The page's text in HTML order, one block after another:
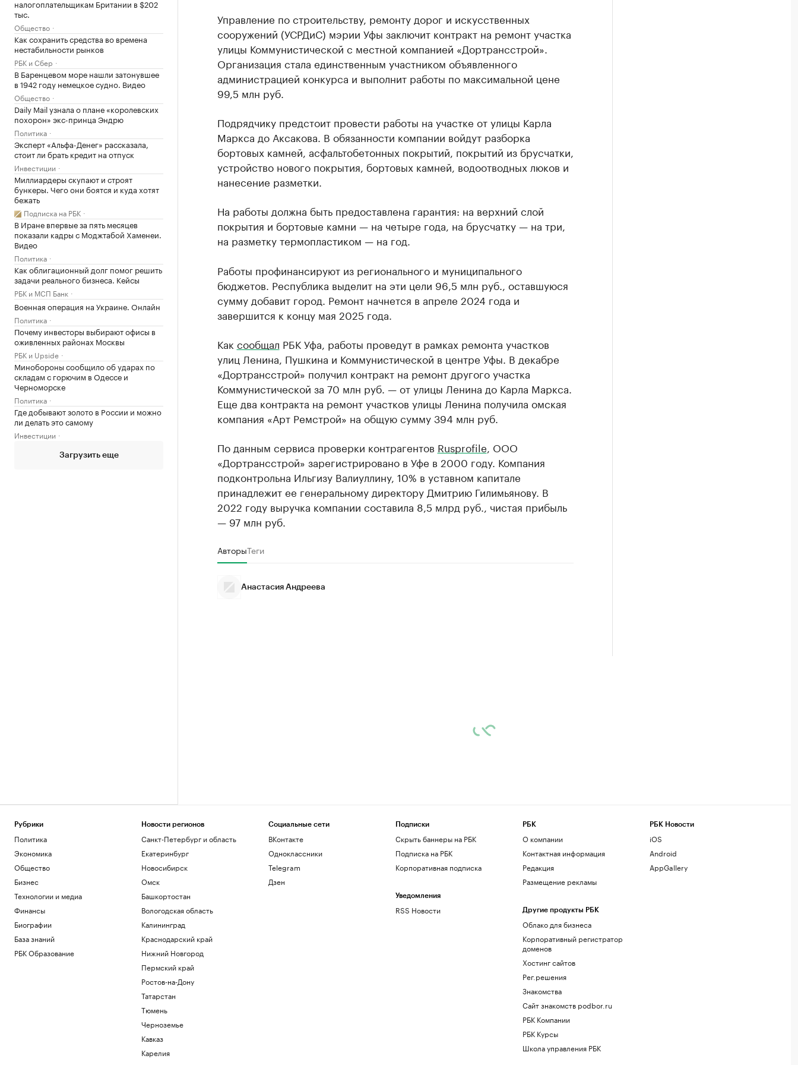
налогоплательщикам Британии в $202
тыс.
Общество
Как сохранить средства во времена
нестабильности рынков
РБК и Сбер
В Баренцевом море нашли затонувшее
в 1942 году немецкое судно. Видео
Общество
Daily Mail узнала о плане «королевских
похорон» экс-принца Эндрю
Политика
Эксперт «Альфа-Денег» рассказала,
стоит ли брать кредит на отпуск
Инвестиции
Миллиардеры скупают и строят
бункеры. Чего они боятся и куда хотят
бежать
Подписка на РБК
В Иране впервые за пять месяцев
показали кадры с Моджтабой Хаменеи.
Видео
Политика
Как облигационный долг помог решить
задачи реального бизнеса. Кейсы
РБК и МСП Банк
Военная операция на Украине. Онлайн
Политика
Почему инвесторы выбирают офисы в
оживленных районах Москвы
РБК и Upside
Минобороны сообщило об ударах по
складам с горючим в Одессе и
Черноморске
Политика
Где добывают золото в России и можно
ли делать это самому
Инвестиции
Загрузить еще
Управление по строительству, ремонту дорог и искусственных
сооружений (УСРДиС) мэрии Уфы заключит контракт на ремонт участка
улицы Коммунистической с местной компанией «Дортрансстрой».
Организация стала единственным участником объявленного
администрацией конкурса и выполнит работы по максимальной цене
99,5 млн руб.
Подрядчику предстоит провести работы на участке от улицы Карла
Маркса до Аксакова. В обязанности компании войдут разборка
бортовых камней, асфальтобетонных покрытий, покрытий из брусчатки,
устройство нового покрытия, бортовых камней, водоотводных люков и
нанесение разметки.
На работы должна быть предоставлена гарантия: на верхний слой
покрытия и бортовые камни — на четыре года, на брусчатку — на три,
на разметку термопластиком — на год.
Работы профинансируют из регионального и муниципального
бюджетов. Республика выделит на эти цели 96,5 млн руб., оставшуюся
сумму добавит город. Ремонт начнется в апреле 2024 года и
завершится к концу мая 2025 года.
Как сообщал РБК Уфа, работы проведут в рамках ремонта участков
улиц Ленина, Пушкина и Коммунистической в центре Уфы. В декабре
«Дортрансстрой» получил контракт на ремонт другого участка
Коммунистической за 70 млн руб. — от улицы Ленина до Карла Маркса.
Еще два контракта на ремонт участков улицы Ленина получила омская
компания «Арт Ремстрой» на общую сумму 394 млн руб.
По данным сервиса проверки контрагентов Rusprofile , ООО
«Дортрансстрой» зарегистрировано в Уфе в 2000 году. Компания
подконтрольна Ильгизу Валиуллину, 10% в уставном капитале
принадлежит ее генеральному директору Дмитрию Гилимьянову. В
2022 году выручка компании составила 8,5 млрд руб., чистая прибыль
— 97 млн руб.
АвторыТеги
Анастасия Андреева
Рубрики
Политика
Экономика
Общество
Бизнес
Технологии и медиа
Финансы
Биографии
База знаний
РБК Образование
Новости регионов
Санкт-Петербург и область
Екатеринбург
Новосибирск
Омск
Башкортостан
Вологодская область
Калининград
Краснодарский край
Нижний Новгород
Пермский край
Ростов-на-Дону
Татарстан
Тюмень
Черноземье
Кавказ
Карелия
Социальные сети
ВКонтакте
Одноклассники
Telegram
Дзен
Подписки
Скрыть баннеры на РБК
Подписка на РБК
Корпоративная подписка
Уведомления
RSS Новости
РБК
О компании
Контактная информация
Редакция
Размещение рекламы
Другие продукты РБК
Облако для бизнеса
Корпоративный регистратор
доменов
Хостинг сайтов
Рег.решения
Знакомства
Сайт знакомств podbor.ru
РБК Компании
РБК Курсы
Школа управления РБК
РБК Новости
iOS
Android
AppGallery